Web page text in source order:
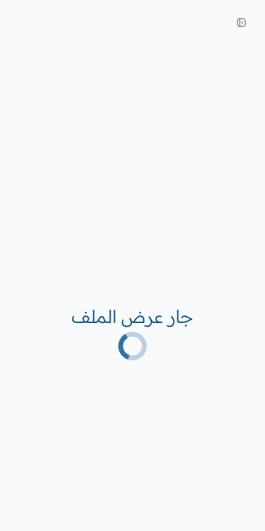
جار عرض الملف